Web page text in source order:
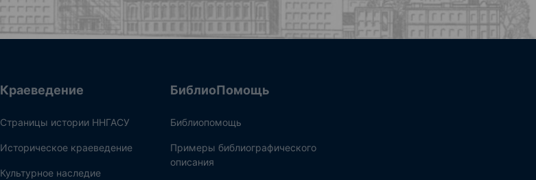
Краеведение
Страницы истории ННГАСУ
Историческое краеведение
Культурное наследие
БиблиоПомощь
Библиопомощь
Примеры библиографического
описания